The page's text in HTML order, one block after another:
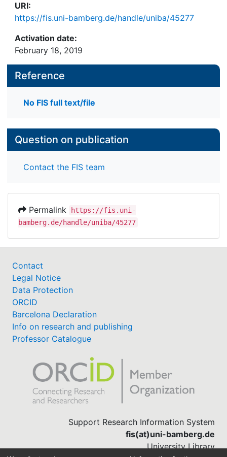
URI:
https://fis.uni-bamberg.de/handle/uniba/45277
Activation date:
February 18, 2019
Reference
No FIS full text/file
Question on publication
Contact the FIS team
Permalink
https://fis.uni-
bamberg.de/handle/uniba/45277
Contact
Legal Notice
Data Protection
ORCID
Barcelona Declaration
Info on research and publishing
Professor Catalogue
Support Research Information System
fis(at)uni-bamberg.de
University Library